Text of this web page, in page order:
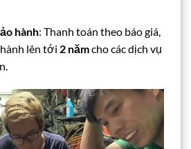
hành: Thanh toán theo báo giá,
lên tới 2 nămcho các dịch vụ